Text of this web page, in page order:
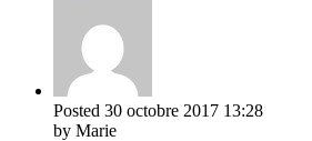
Posted 30 octobre 2017 13:28
by Marie